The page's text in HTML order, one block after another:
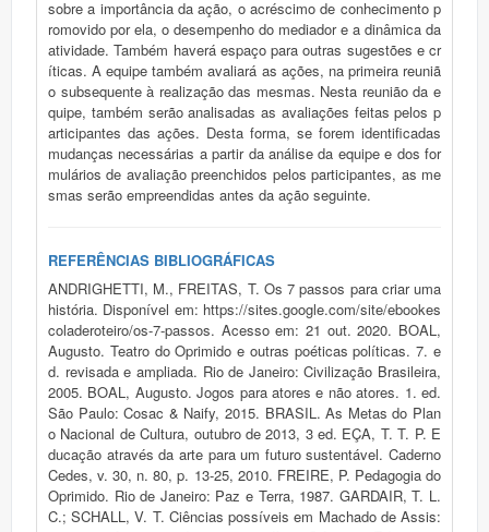
sobre a importância da ação, o acréscimo de conhecimento p
romovido por ela, o desempenho do mediador e a dinâmica da
atividade. Também haverá espaço para outras sugestões e cr
íticas. A equipe também avaliará as ações, na primeira reuniã
o subsequente à realização das mesmas. Nesta reunião da e
quipe, também serão analisadas as avaliações feitas pelos p
articipantes das ações. Desta forma, se forem identificadas
mudanças necessárias a partir da análise da equipe e dos for
mulários de avaliação preenchidos pelos participantes, as me
smas serão empreendidas antes da ação seguinte.
REFERÊNCIAS BIBLIOGRÁFICAS
ANDRIGHETTI, M., FREITAS, T. Os 7 passos para criar uma
história. Disponível em: https://sites.google.com/site/ebookes
coladeroteiro/os-7-passos. Acesso em: 21 out. 2020. BOAL,
Augusto. Teatro do Oprimido e outras poéticas políticas. 7. e
d. revisada e ampliada. Rio de Janeiro: Civilização Brasileira,
2005. BOAL, Augusto. Jogos para atores e não atores. 1. ed.
São Paulo: Cosac & Naify, 2015. BRASIL. As Metas do Plan
o Nacional de Cultura, outubro de 2013, 3 ed. EÇA, T. T. P. E
ducação através da arte para um futuro sustentável. Caderno
Cedes, v. 30, n. 80, p. 13-25, 2010. FREIRE, P. Pedagogia do
Oprimido. Rio de Janeiro: Paz e Terra, 1987. GARDAIR, T. L.
C.; SCHALL, V. T. Ciências possíveis em Machado de Assis: